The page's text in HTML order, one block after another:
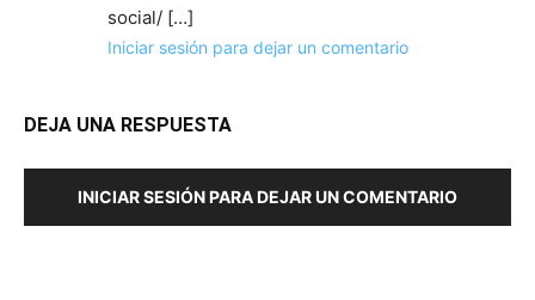
social/ […]
Iniciar sesión para dejar un comentario
DEJA UNA RESPUESTA
INICIAR SESIÓN PARA DEJAR UN COMENTARIO